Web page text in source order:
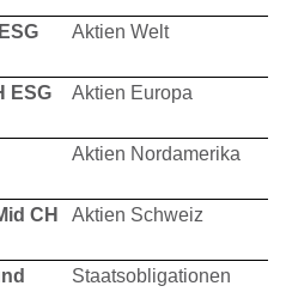
Aktien Welt
ESG
Aktien Europa
Aktien Nordamerika
CH
Aktien Schweiz
Staatsobligationen